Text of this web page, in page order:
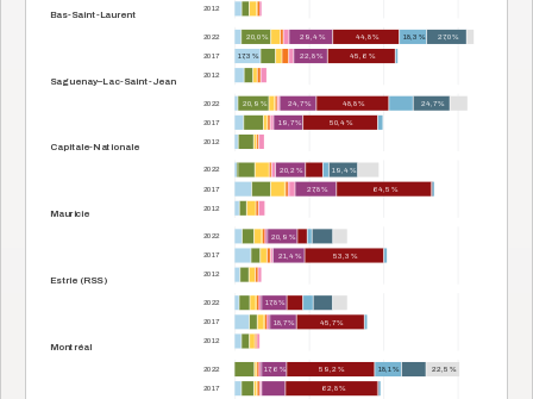
17,3 % 22,8 % 45,6 %
20,0 % 29,4 % 44,8 % 18,3 % 27,0 %
19,7 % 50,4 %
20,9 % 24,7 % 48,8 % 24,7 %
27,8 % 64,5 %
20,2 % 19,4 %
21,4 % 53,3 %
20,9 %
18,7 % 45,7 %
17,8 %
62,8 %
17,6 % 59,2 % 18,1 % 22,5 %
Bas-Saint-Laurent
2012
Saguenay–Lac-Saint-Jean
2022
2017
2012
Capitale-Nationale
2022
2017
2012
Mauricie
2022
2017
2012
Estrie (RSS)
2022
2017
2012
Montréal
2022
2017
2012
2022
2017